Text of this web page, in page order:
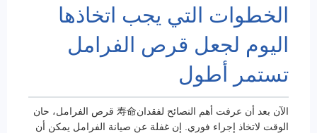
الخطوات التي يجب اتخاذها
اليوم لجعل قرص الفرامل
تستمر أطول
الآن بعد أن عرفت أهم النصائح لفقدان寿命 قرص الفرامل، حان
الوقت لاتخاذ إجراء فوري. إن غفلة عن صيانة الفرامل يمكن أن